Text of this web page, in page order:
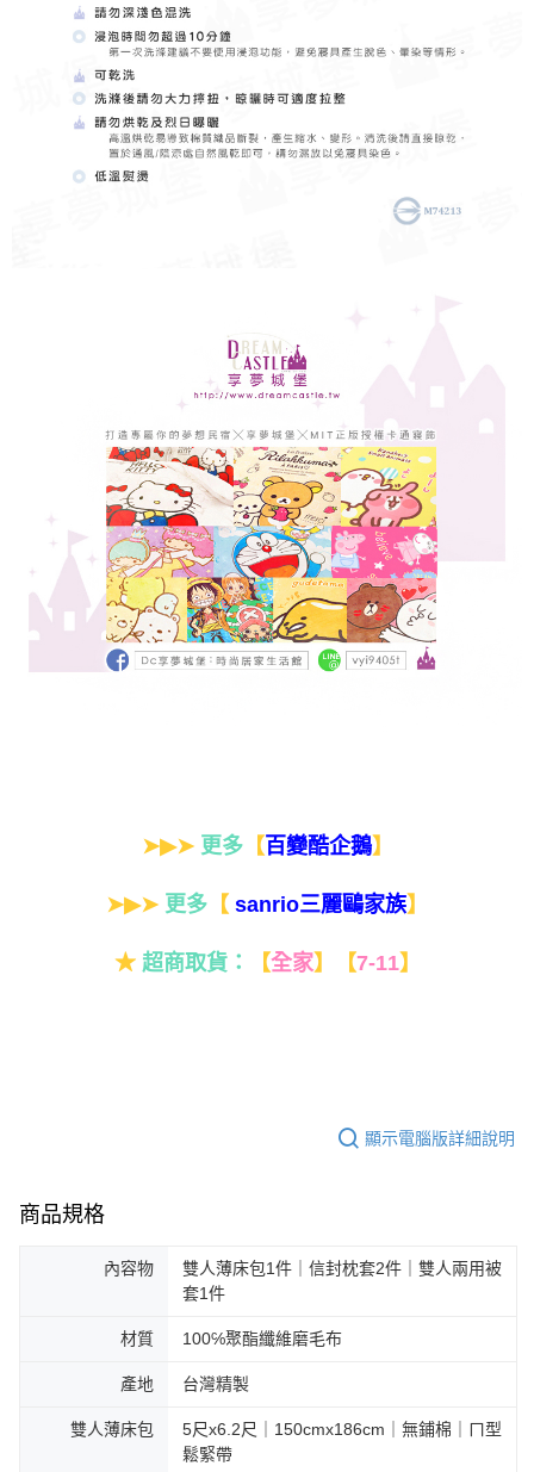
➤▶➤ 更多【百變酷企鵝】
➤▶➤ 更多 【 sanrio三麗鷗家族】
★ 超商取貨： 【全家】 【7-11】
顯示電腦版詳細說明
商品規格
內容物
雙人薄床包1件｜信封枕套2件｜雙人兩用被
套1件
材質 100℅聚酯纖維磨毛布
產地 台灣精製
雙人薄床包
5尺x6.2尺｜150cmx186cm｜無鋪棉｜ㄇ型
鬆緊帶